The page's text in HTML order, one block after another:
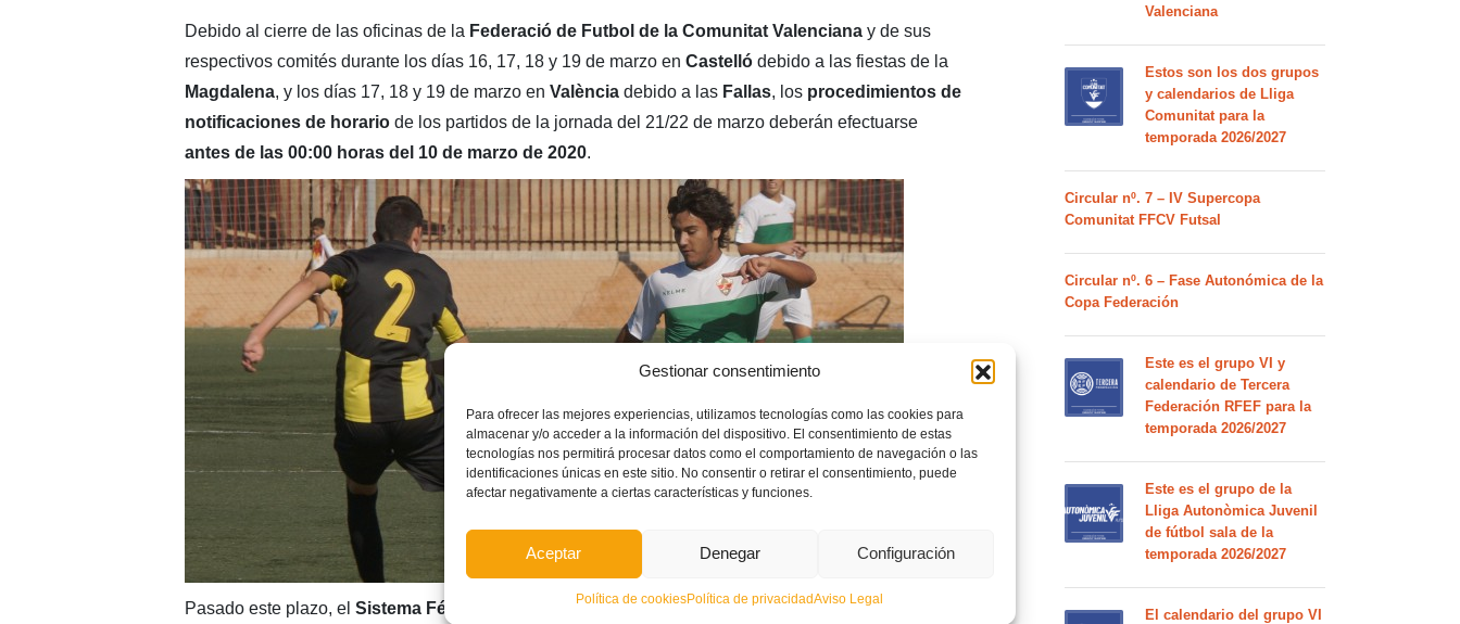
Gestionar consentimiento
Para ofrecer las mejores experiencias, utilizamos tecnologías como las cookies para
almacenar y/o acceder a la información del dispositivo. El consentimiento de estas
tecnologías nos permitirá procesar datos como el comportamiento de navegación o las
identificaciones únicas en este sitio. No consentir o retirar el consentimiento, puede
afectar negativamente a ciertas características y funciones.
Aceptar Denegar Configuración
Política de cookiesPolítica de privacidadAviso Legal
Debido al cierre de las oficinas de la Federació de Futbol de la Comunitat Valencianay de sus
respectivos comités durante los días 16, 17, 18 y 19 de marzo en Castellódebido a las fiestas de la
Magdalena, y los días 17, 18 y 19 de marzo en Valènciadebido a las Fallas, los procedimientos de
notificaciones de horariode los partidos de la jornada del 21/22 de marzo deberán efectuarse
antes de las 00:00 horas del 10 de marzo de 2020.
Pasado este plazo, el Sistema Fénix
confirmará automáticamente los horarios establecidos, no
Valenciana
Estos son los dos grupos
y calendarios de Lliga
Comunitat para la
temporada 2026/2027
Circular nº. 7 – IV Supercopa
Comunitat FFCV Futsal
Circular nº. 6 – Fase Autonómica de la
Copa Federación
Este es el grupo VI y
calendario de Tercera
Federación RFEF para la
temporada 2026/2027
Este es el grupo de la
Lliga Autonòmica Juvenil
de fútbol sala de la
temporada 2026/2027
El calendario del grupo VI